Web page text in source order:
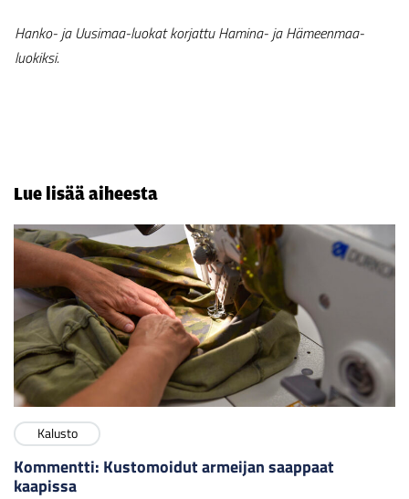
Hanko- ja Uusimaa-luokat korjattu Hamina- ja Hämeenmaa-
luokiksi.
Lue lisää aiheesta
Kalusto
Kommentti: Kustomoidut armeijan saappaat
kaapissa